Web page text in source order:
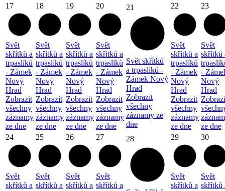
17
Svět
skřítků a
trpaslíků
- Zámek
Nový
Hrad
Zobrazit
všechny
záznamy
ze dne
18
Svět
skřítků a
trpaslíků
- Zámek
Nový
Hrad
Zobrazit
všechny
záznamy
ze dne
19
Svět
skřítků a
trpaslíků
- Zámek
Nový
Hrad
Zobrazit
všechny
záznamy
ze dne
20
Svět
skřítků a
trpaslíků
- Zámek
Nový
Hrad
Zobrazit
všechny
záznamy
ze dne
21
Svět skřítků
a trpaslíků -
Zámek Nový
Hrad
Zobrazit
všechny
záznamy ze
dne
22
Svět
skřítků a
trpaslíků
- Zámek
Nový
Hrad
Zobrazit
všechny
záznamy
ze dne
23
Svět
skřítků
-
Nový
Hrad
ze dne
24
Svět
skřítků a
25
Svět
skřítků a
26
Svět
skřítků a
27
Svět
skřítků a
28 29
Svět
skřítků a
30
Svět
skřítků